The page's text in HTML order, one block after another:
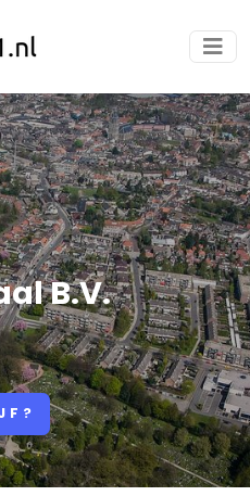
B.V.